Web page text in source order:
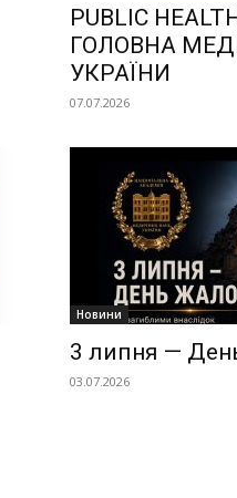
PUBLIC
ГОЛОВНА
УКРАЇНИ
07.07.2026
Новини
3 липня —
03.07.2026